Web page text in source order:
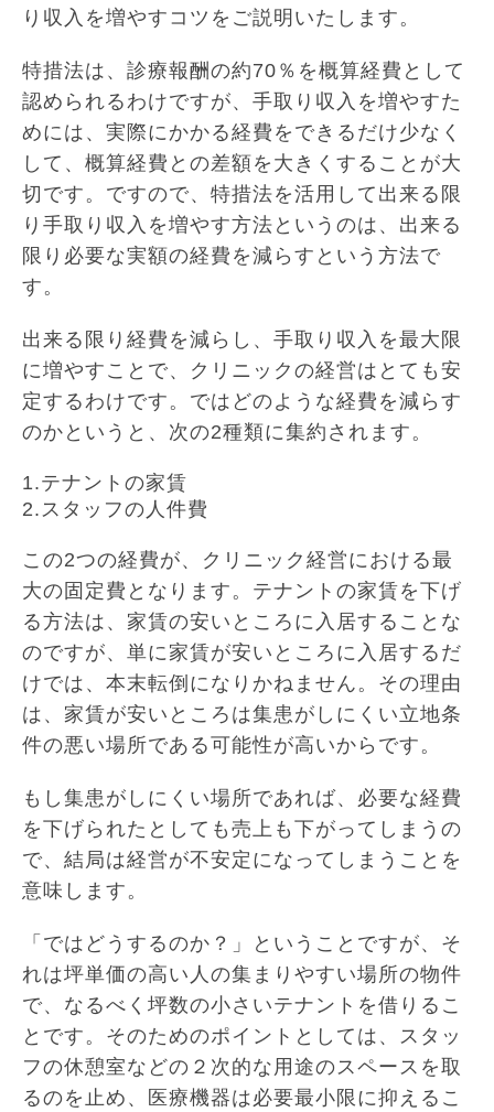
り収入を増やすコツをご説明いたします。
特措法は、診療報酬の約70％を概算経費として
認められるわけですが、手取り収入を増やすた
めには、実際にかかる経費をできるだけ少なく
して、概算経費との差額を大きくすることが大
切です。ですので、特措法を活用して出来る限
り手取り収入を増やす方法というのは、出来る
限り必要な実額の経費を減らすという方法で
す。
出来る限り経費を減らし、手取り収入を最大限
に増やすことで、クリニックの経営はとても安
定するわけです。ではどのような経費を減らす
のかというと、次の2種類に集約されます。
1.テナントの家賃
2.スタッフの人件費
この2つの経費が、クリニック経営における最
大の固定費となります。テナントの家賃を下げ
る方法は、家賃の安いところに入居することな
のですが、単に家賃が安いところに入居するだ
けでは、本末転倒になりかねません。その理由
は、家賃が安いところは集患がしにくい立地条
件の悪い場所である可能性が高いからです。
もし集患がしにくい場所であれば、必要な経費
を下げられたとしても売上も下がってしまうの
で、結局は経営が不安定になってしまうことを
意味します。
「ではどうするのか？」ということですが、そ
れは坪単価の高い人の集まりやすい場所の物件
で、なるべく坪数の小さいテナントを借りるこ
とです。そのためのポイントとしては、スタッ
フの休憩室などの２次的な用途のスペースを取
るのを止め、医療機器は必要最小限に抑えるこ